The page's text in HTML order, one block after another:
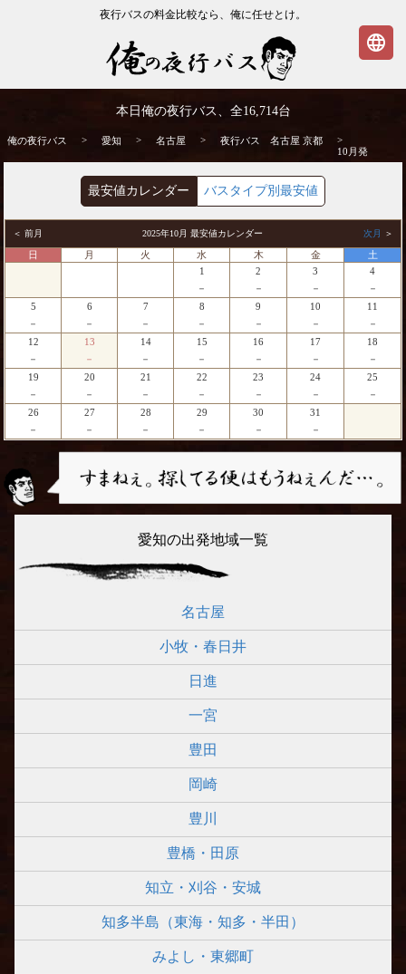
夜行バスの料金比較なら、俺に任せとけ。
バス | 俺の夜行バス
本日俺の夜行バス、全16,714台
俺の夜行バス > 愛知 > 名古屋 > 夜行バス 名古屋 京都
>
10月発
最安値カレンダー バスタイプ別最安値
＜ 前月 2025年10月 最安値カレンダー 次月 ＞
日 月 火 水 木 金
土
1
－
2
－
3
－
4
－
5
－
6
－
7
－
8
－
9
－
10
－
11
－
12
－
13
－
14
－
15
－
16
－
17
－
18
－
19
－
20
－
21
－
22
－
23
－
24
－
25
－
26
－
27
－
28
－
29
－
30
－
31
－
愛知の出発地域一覧
名古屋
小牧・春日井
日進
一宮
豊田
岡崎
豊川
豊橋・田原
知立・刈谷・安城
知多半島（東海・知多・半田）
みよし・東郷町
language